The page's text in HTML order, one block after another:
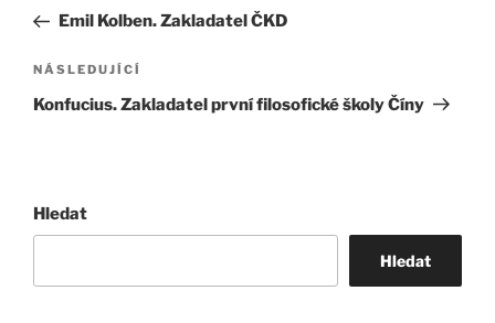
příspěvek
příspěvek
Emil Kolben. Zakladatel ČKD
Následující
příspěvek
NÁSLEDUJÍCÍ
Konfucius. Zakladatel první filosofické školy Číny
Hledat
Hledat